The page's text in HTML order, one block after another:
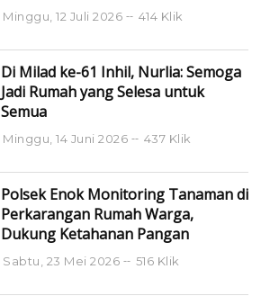
Minggu, 12 Juli 2026 414 Klik
Di Milad ke-61 Inhil, Nurlia: Semoga
Jadi Rumah yang Selesa untuk
Semua
Minggu, 14 Juni 2026 437 Klik
Polsek Enok Monitoring Tanaman di
Perkarangan Rumah Warga,
Dukung Ketahanan Pangan
Sabtu, 23 Mei 2026 516 Klik